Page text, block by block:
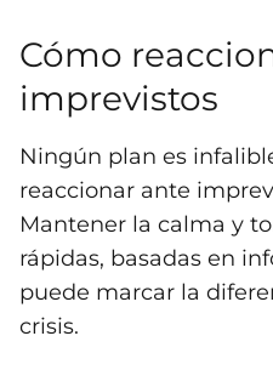
Cómo
imprevistos
Ningún plan es
reaccionar ante
Mantener la calma y
rápidas, basadas en
puede marcar la
crisis.